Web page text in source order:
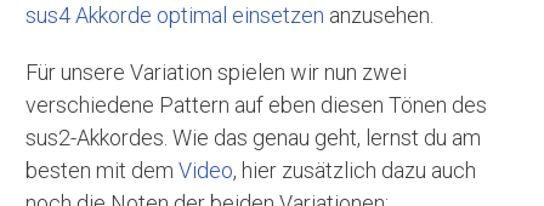
sus4 Akkorde optimal einsetzen anzusehen.
Für unsere Variation spielen wir nun zwei
verschiedene Pattern auf eben diesen Tönen des
sus2-Akkordes. Wie das genau geht, lernst du am
besten mit dem Video, hier zusätzlich dazu auch